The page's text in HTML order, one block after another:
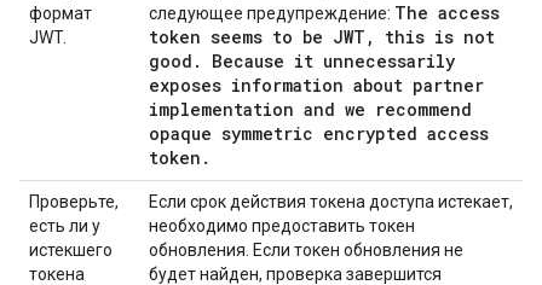
формат
JWT.
следующее предупреждение: The access
token seems to be JWT ,
this is not
good .
Because it unnecessarily
exposes information about partner
implementation and we recommend
opaque symmetric encrypted access
token .
Проверьте,
есть ли у
истекшего
токена
Если срок действия токена доступа истекает,
необходимо предоставить токен
обновления. Если токен обновления не
будет найден, проверка завершится